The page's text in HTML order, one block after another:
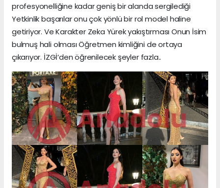
profesyonelliğine kadar geniş bir alanda sergilediği
Yetkinlik başarılar onu çok yönlü bir rol model haline
getiriyor. Ve Karakter Zeka Yürek yakıştırması Onun İsim
bulmuş hali olması Öğretmen kimliğini de ortaya
çıkarıyor. İZGİ’den öğrenilecek şeyler fazla..